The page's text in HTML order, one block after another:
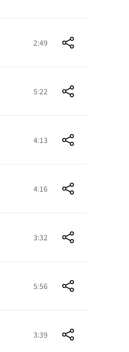
2:49
5:22
4:13
4:16
3:32
5:56
3:39